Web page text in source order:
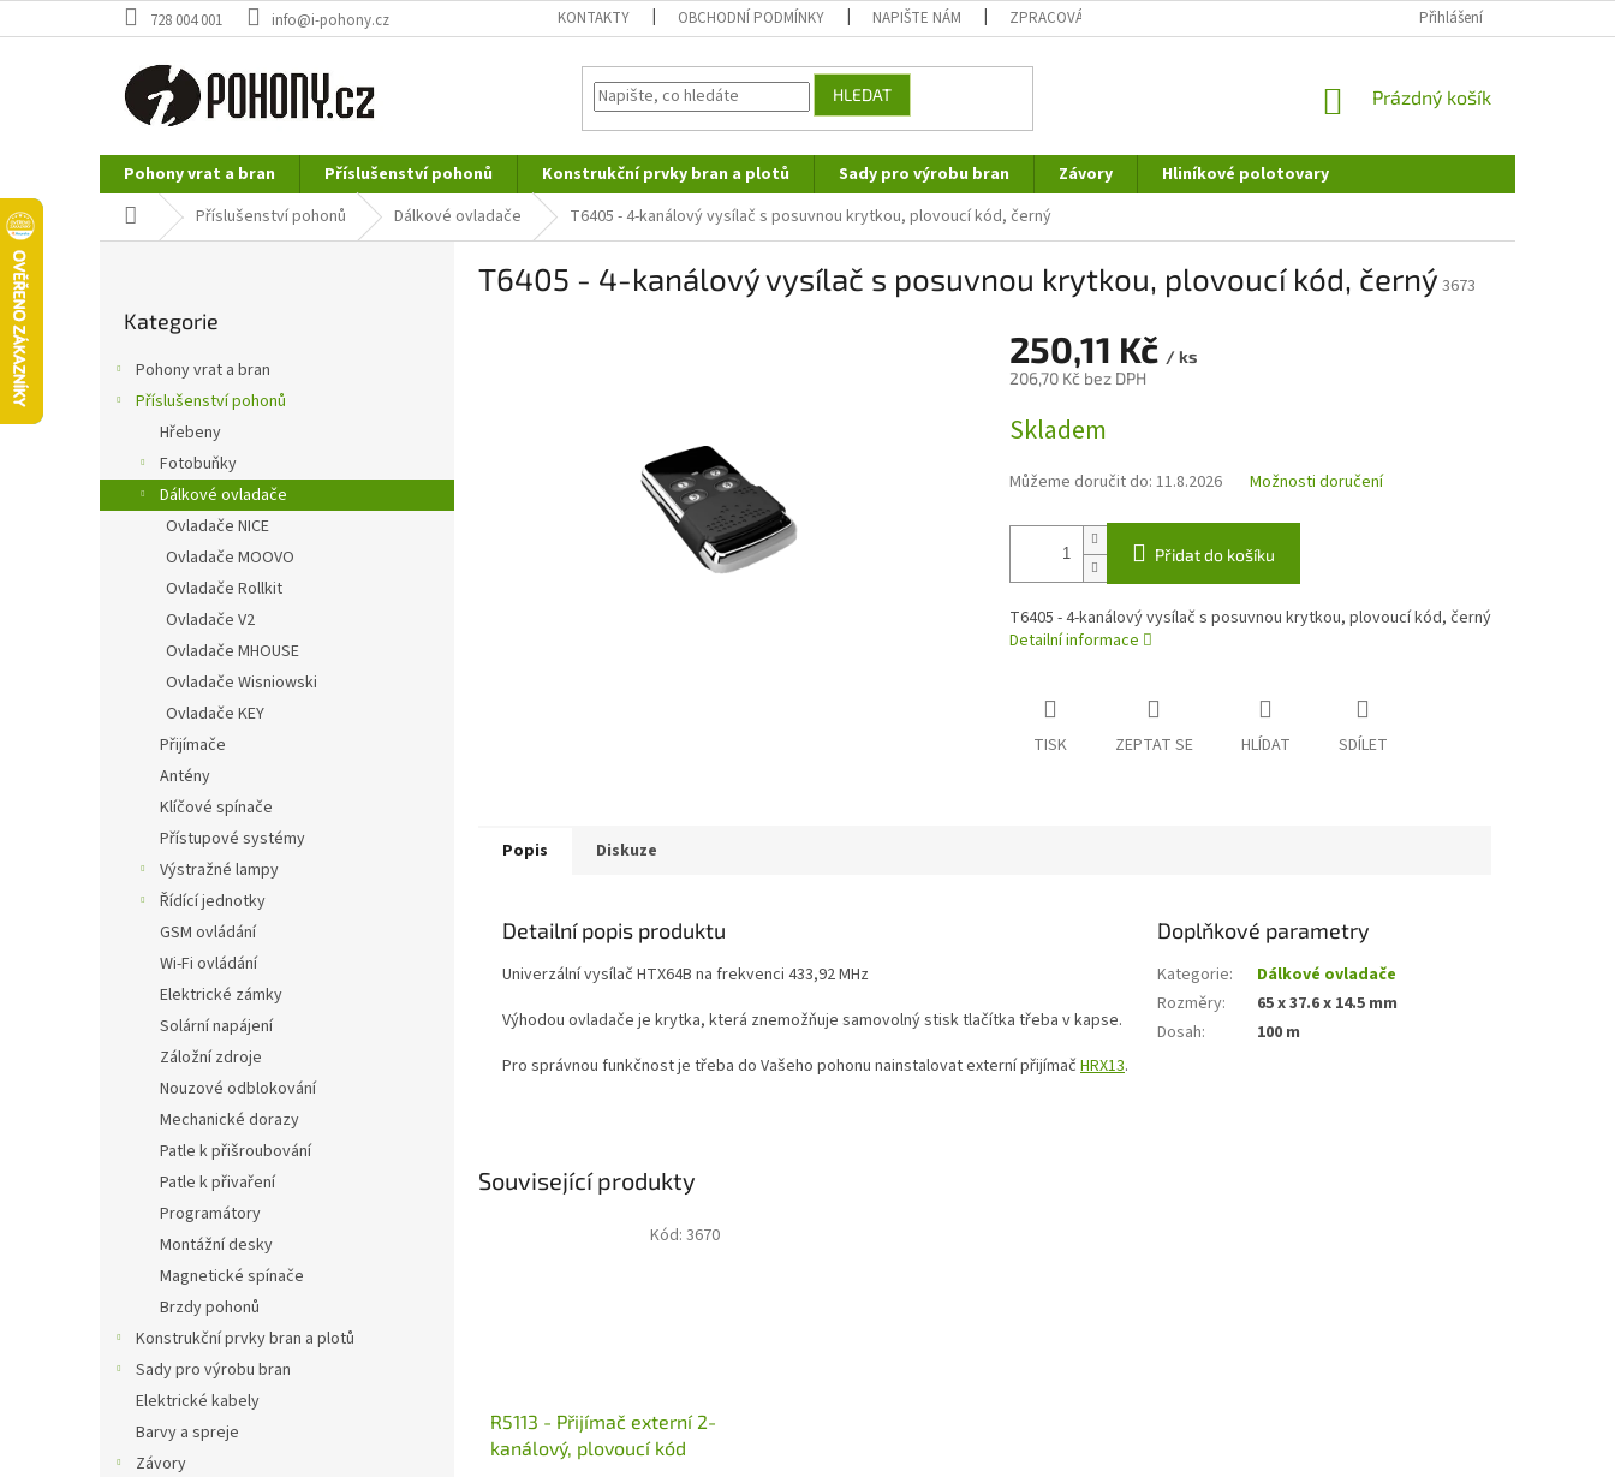
na
728 004 001 info@i-pohony.cz KONTAKTY OBCHODNÍ PODMÍNKY NAPIŠTE NÁM ZPRACOVÁNÍ OSOBNÍCH ÚDAJŮ REKLAMAČNÍ ŘÁD
Přihlášení
HLEDAT
NÁKUPNÍ
Prázdný košík
Pohony vrat a bran Příslušenství pohonů Konstrukční prvky bran a plotů Sady pro výrobu bran Závory
Hliníkové polotovary
Nerezové polotovary
Hutní materiál
Domů Příslušenství pohonů Dálkové ovladače T6405 - 4-kanálový vysílač s posuvnou krytkou, plovoucí kód, černý
a
kategorie
Kategorie
Pohony vrat a bran
Příslušenství pohonů
Hřebeny
Fotobuňky
Dálkové ovladače
Ovladače NICE
Ovladače MOOVO
Ovladače Rollkit
Ovladače V2
Ovladače MHOUSE
Ovladače Wisniowski
Ovladače KEY
Přijímače
Antény
Klíčové spínače
Přístupové systémy
Výstražné lampy
Řídící jednotky
GSM ovládání
Wi-Fi ovládání
Elektrické zámky
Solární napájení
Záložní zdroje
Nouzové odblokování
Mechanické dorazy
Patle k přišroubování
Patle k přivaření
Programátory
Montážní desky
Magnetické spínače
Brzdy pohonů
Konstrukční prvky bran a plotů
Sady pro výrobu bran
Elektrické kabely
Barvy a spreje
Závory
T6405 - 4-kanálový vysílač s posuvnou krytkou, plovoucí kód, černý 3673
250,11 Kč / ks
206,70 Kč bez DPH
cena:
Skladem
Můžeme doručit do: 11.8.2026 Možnosti doručení
Přidat do košíku
T6405 - 4-kanálový vysílač s posuvnou krytkou, plovoucí kód, černý
Detailní informace
TISK ZEPTAT SE HLÍDAT SDÍLET
Související produkty
R5113 - Přijímač externí 2-
kanálový, plovoucí kód
Kód: 3670
Popis Diskuze
Detailní popis produktu
Univerzální vysílač HTX64B na frekvenci 433,92 MHz
Výhodou ovladače je krytka, která znemožňuje samovolný stisk tlačítka třeba v kapse.
Pro správnou funkčnost je třeba do Vašeho pohonu nainstalovat externí přijímač HRX13.
Doplňkové parametry
Kategorie:
Dálkové ovladače
Rozměry:
65 x 37.6 x 14.5 mm
Dosah: 100 m